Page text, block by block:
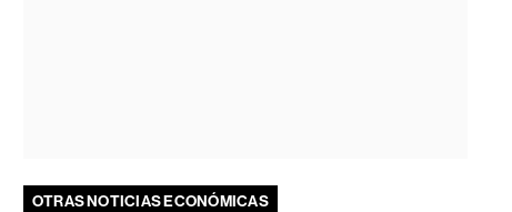
OTRAS NOTICIAS ECONÓMICAS